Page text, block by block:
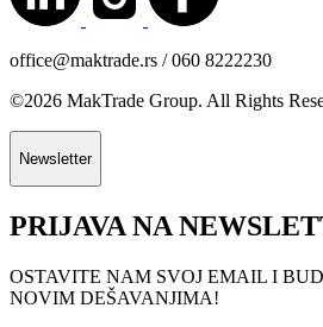
office@maktrade.rs / 060 8222230
©2026 MakTrade Group. All Rights
Newsletter
PRIJAVA NA
OSTAVITE NAM SVOJ EMAIL I
NOVIM DEŠAVANJIMA!